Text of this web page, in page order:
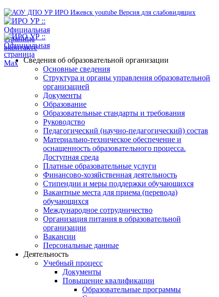
Версия для слабовидящих
Сведения об образовательной организации
Основные сведения
Структура и органы управления образовательной
организацией
Документы
Образование
Образовательные стандарты и требования
Руководство
Педагогический (научно-педагогический) состав
Материально-техническое обеспечение и
оснащенность образовательного процесса.
Доступная среда
Платные образовательные услуги
Финансово-хозяйственная деятельность
Стипендии и меры поддержки обучающихся
Вакантные места для приема (перевода)
обучающихся
Международное сотрудничество
Организация питания в образовательной
организации
Вакансии
Персональные данные
Деятельность
Учебный процесс
Документы
Повышение квалификации
Образовательные программы